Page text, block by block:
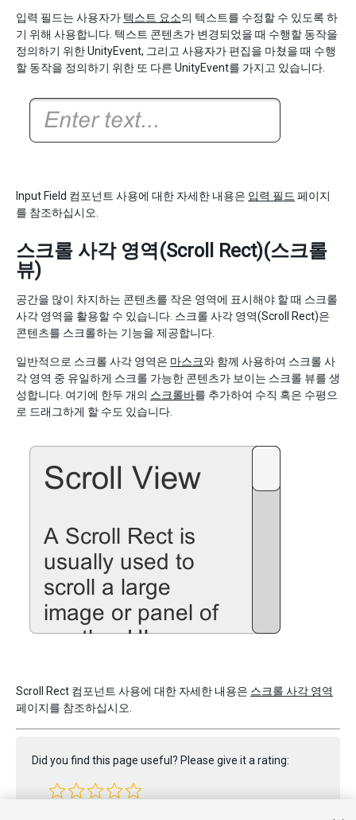
입력 필드는 사용자가 텍스트 요소의 텍스트를 수정할 수 있도록 하
기 위해 사용합니다. 텍스트 콘텐츠가 변경되었을 때 수행할 동작을
정의하기 위한 UnityEvent, 그리고 사용자가 편집을 마쳤을 때 수행
할 동작을 정의하기 위한 또 다른 UnityEvent를 가지고 있습니다.
Input Field 컴포넌트 사용에 대한 자세한 내용은 입력 필드 페이지
를 참조하십시오.
스크롤 사각 영역(Scroll Rect)(스크롤
뷰)
공간을 많이 차지하는 콘텐츠를 작은 영역에 표시해야 할 때 스크롤
사각 영역을 활용할 수 있습니다. 스크롤 사각 영역(Scroll Rect)은
콘텐츠를 스크롤하는 기능을 제공합니다.
일반적으로 스크롤 사각 영역은 마스크와 함께 사용하여 스크롤 사
각 영역 중 유일하게 스크롤 가능한 콘텐츠가 보이는 스크롤 뷰를 생
성합니다. 여기에 한두 개의 스크롤바를 추가하여 수직 혹은 수평으
로 드래그하게 할 수도 있습니다.
Scroll Rect 컴포넌트 사용에 대한 자세한 내용은 스크롤 사각 영역
페이지를 참조하십시오.
Did you find this page useful? Please give it a rating: